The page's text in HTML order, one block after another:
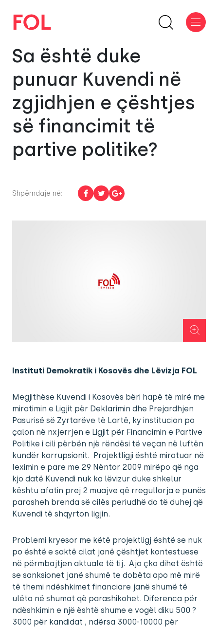
Sa është duke
punuar Kuvendi në
zgjidhjen e çështjes
së financimit të
partive politike?
Shpërndaje në:
Instituti Demokratik i Kosovës dhe Lëvizja FOL
Megjithëse Kuvendi i Kosovës bëri hapë të mirë me
miratimin e Ligjit për Deklarimin dhe Prejardhjen
Pasurisë së Zyrtarëve të Lartë, ky institucion po
çalon në nxjerrjen e Ligjit për Financimin e Partive
Politike i cili përbën një rëndësi të veçan në luftën
kundër korrupsionit. Projektligji është miratuar në
leximin e pare me 29 Nëntor 2009 mirëpo që nga
kjo datë Kuvendi nuk ka lëvizur duke shkelur
kështu afatin prej 2 muajve që rregullorja e punës
parasheh brenda së cilës periudhë do të duhej që
Kuvendi të shqyrton ligjin.
Problemi kryesor me këtë projektligj është se nuk
po është e saktë cilat janë çështjet kontestuese
në përmbajtjen aktuale të tij. Ajo çka dihet është
se sanksionet janë shumë te dobëta apo më mirë
të themi ndëshkimet financiare janë shumë të
ulëta në shumat që parashikohet. Diferenca për
ndëshkimin e një është shume e vogël diku 500 ?
3000 për kandidat , ndërsa 3000-10000 për